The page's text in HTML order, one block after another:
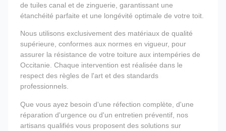
de tuiles canal et de zinguerie, garantissant une
étanchéité parfaite et une longévité optimale de votre toit.
Nous utilisons exclusivement des matériaux de qualité
supérieure, conformes aux normes en vigueur, pour
assurer la résistance de votre toiture aux intempéries de
Occitanie. Chaque intervention est réalisée dans le
respect des règles de l'art et des standards
professionnels.
Que vous ayez besoin d'une réfection complète, d'une
réparation d'urgence ou d'un entretien préventif, nos
artisans qualifiés vous proposent des solutions sur